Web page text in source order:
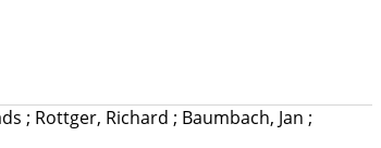
; Rottger, Richard ; Baumbach, Jan ;